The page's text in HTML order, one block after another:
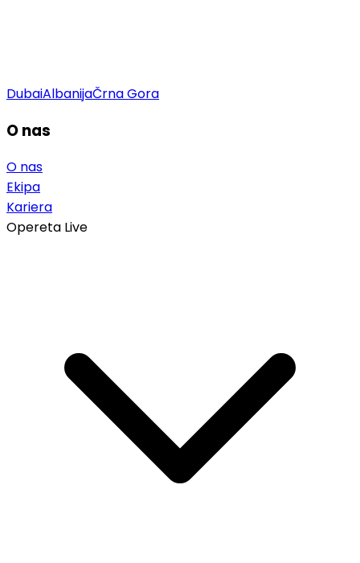
DubaiAlbanijaČrna Gora
O nas
O nas
Ekipa
Kariera
Opereta Live